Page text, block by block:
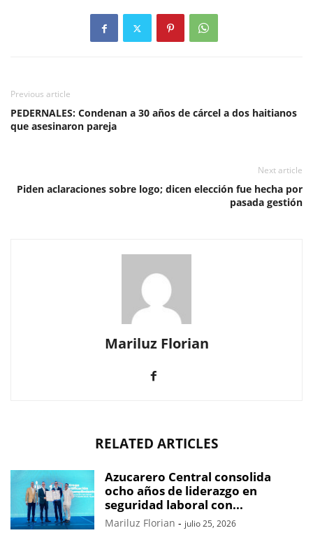
Previous article
PEDERNALES: Condenan a 30 años de cárcel a dos haitianos
que asesinaron pareja
Next article
Piden aclaraciones sobre logo; dicen elección fue hecha por
pasada gestión
Mariluz Florian
RELATED ARTICLES
Azucarero Central consolida
ocho años de liderazgo en
seguridad laboral con...
Mariluz Florian - julio 25, 2026